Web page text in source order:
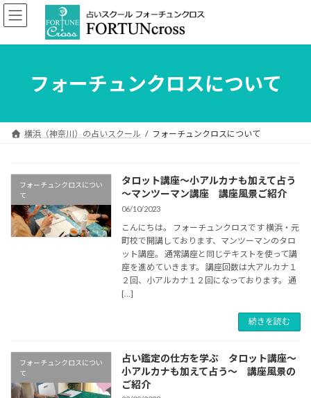
コ
ン
ン
ナ
ビ
ー
フォーチュンクロスについて
横浜（神奈川）の占いスクール フォーチュンクロスについて
フォーチュンクロスについ
て
タロット講座～小アルカナも加えて占う
～マンツーマン講座 講座風景ご紹介
06/10/2023
こんにちは。 フォーチュンクロスです 横浜・元
町校で開講しております、マンツーマンのタロ
ット講座。 通常講座と同じテキストを使って講
座を進めていきます。 講座回数は大アルカナ１
２回、小アルカナ１２回になっております。 通
[…]
続きを読む
フォーチュンクロスについ
て
占い鑑定の仕方を学ぶ タロット講座～
小アルカナも加えて占う～ 講座風景の
ご紹介